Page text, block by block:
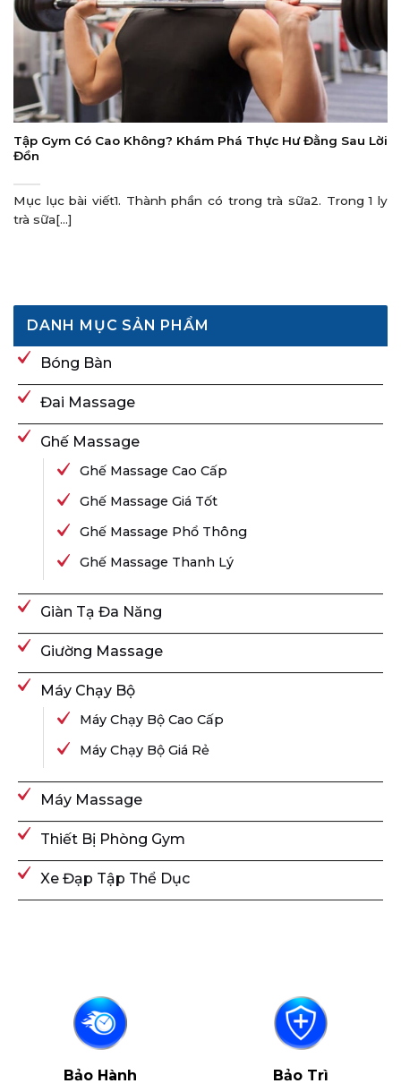
Tập Gym Có Cao Không? Khám Phá Thực Hư Đằng Sau Lời
Đồn
Mục lục bài viết1. Thành phần có trong trà sữa2. Trong 1 ly
trà sữa[...]
DANH MỤC SẢN PHẨM
Bóng Bàn
Đai Massage
Ghế Massage
Ghế Massage Cao Cấp
Ghế Massage Giá Tốt
Ghế Massage Phổ Thông
Ghế Massage Thanh Lý
Giàn Tạ Đa Năng
Giường Massage
Máy Chạy Bộ
Máy Chạy Bộ Cao Cấp
Máy Chạy Bộ Giá Rẻ
Máy Massage
Thiết Bị Phòng Gym
Xe Đạp Tập Thể Dục
Bảo Hành Bảo Trì